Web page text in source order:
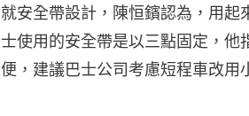
就安全帶設計，陳恒鑌認為，用
士使用的安全帶是以三點固定，
便，建議巴士公司考慮短程車改用